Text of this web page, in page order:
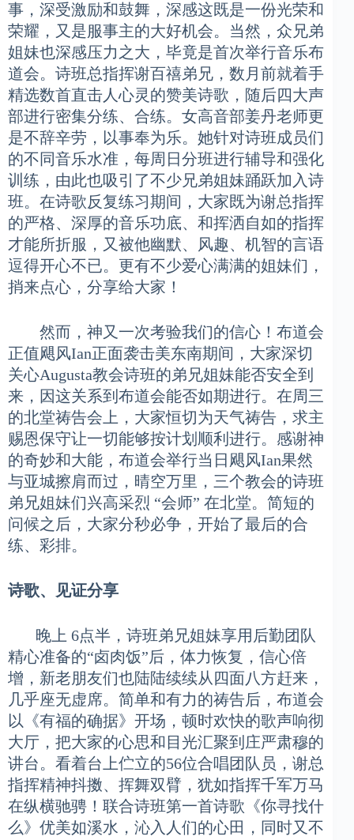
事，深受激励和鼓舞，深感这既是一份光荣和
荣耀，又是服事主的大好机会。当然，众兄弟
姐妹也深感压力之大，毕竟是首次举行音乐布
道会。诗班总指挥谢百禧弟兄，数月前就着手
精选数首直击人心灵的赞美诗歌，随后四大声
部进行密集分练、合练。女高音部姜丹老师更
是不辞辛劳，以事奉为乐。她针对诗班成员们
的不同音乐水准，每周日分班进行辅导和强化
训练，由此也吸引了不少兄弟姐妹踊跃加入诗
班。在诗歌反复练习期间，大家既为谢总指挥
的严格、深厚的音乐功底、和挥洒自如的指挥
才能所折服，又被他幽默、风趣、机智的言语
逗得开心不已。更有不少爱心满满的姐妹们，
捎来点心，分享给大家！
然而，神又一次考验我们的信心！布道会
正值飓风Ian正面袭击美东南期间，大家深切
关心Augusta教会诗班的弟兄姐妹能否安全到
来，因这关系到布道会能否如期进行。在周三
的北堂祷告会上，大家恒切为天气祷告，求主
赐恩保守让一切能够按计划顺利进行。感谢神
的奇妙和大能，布道会举行当日飓风Ian果然
与亚城擦肩而过，晴空万里，三个教会的诗班
弟兄姐妹们兴高采烈 “会师” 在北堂。简短的
问候之后，大家分秒必争，开始了最后的合
练、彩排。
诗歌、见证分享
晚上 6点半，诗班弟兄姐妹享用后勤团队
精心准备的“卤肉饭”后，体力恢复，信心倍
增，新老朋友们也陆陆续续从四面八方赶来，
几乎座无虚席。简单和有力的祷告后，布道会
以《有福的确据》开场，顿时欢快的歌声响彻
大厅，把大家的心思和目光汇聚到庄严肃穆的
讲台。看着台上伫立的56位合唱团队员，谢总
指挥精神抖擞、挥舞双臂，犹如指挥千军万马
在纵横驰骋！联合诗班第一首诗歌《你寻找什
么》优美如溪水，沁入人们的心田，同时又不